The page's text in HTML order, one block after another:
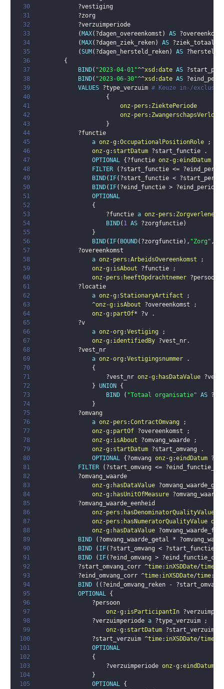
30
?vestiging
31
?zorg
32
?verzuimperiode
33
( MAX( ?dagen_overeenkomst ) AS
34
( MAX( ?dagen_ziek_reken) AS
35
(SUM ( ?dagen_hersteld_reken) AS
36
{
37
BIND( "2023-04-01"^^xsd :date AS
38
BIND( "2023-06-30"^^xsd :date AS
39
VALUES ?type_verzuim # Keuze in-/exclusief
40
{
41
onz-pers : ZiektePeriode
42
onz-pers : ZwangerschapsVerlof
43
}
44
?functie
45
a onz-g :OccupationalPositionRole
;
46
onz-g : startDatum ?start_functie
.
47
OPTIONAL { ?functie onz-g :eindDatum
48
FILTER ( ?start_functie <=
49
BIND( IF( ?start_functie <
50
BIND( IF( ?eind_functie > ?eind_periode
51
OPTIONAL
52
{
53
?functie a onz-pers :
54
BIND( 1 AS ?zorgfunctie)
55
}
56
BIND( IF( BOUND( ?zorgfunctie) , "Zorg" ,
57
?overeenkomst
58
a onz-pers :ArbeidsOvereenkomst
;
59
onz-g : isAbout ?functie
;
60
onz-pers : heeftOpdrachtnemer ?persoon
61
?locatie
62
a onz-g :StationaryArtifact
;
63
                ^
onz-g : isAbout ?overeenkomst
;
64
onz-g : partOf* ?v
.
65
?v
66
a onz-org :Vestiging
;
67
onz-g : identifiedBy ?vest_nr.
68
?vest_nr
69
a onz-org :Vestigingsnummer
.
70
{
71
?vest_nr onz-g : hasDataValue
72
} UNION
{
73
BIND ( "Totaal organisatie" AS
74
}
75
?omvang
76
a onz-pers :ContractOmvang
;
77
onz-g : partOf ?overeenkomst
;
78
onz-g : isAbout ?omvang_waarde
;
79
onz-g : startDatum ?start_omvang
.
80
OPTIONAL { ?omvang onz-g :eindDatum
81
FILTER ( ?start_omvang <=
82
?omvang_waarde
83
onz-g : hasDataValue
84
onz-g : hasUnitOfMeasure
85
?omvang_waarde_eenheid
86
onz-pers : hasDenominatorQualityValue
87
onz-pers : hasNumeratorQualityValue
88
onz-g : hasDataValue
89
BIND ( ?omvang_waarde_getal *
90
BIND ( IF( ?start_omvang <
91
BIND ( IF( ?eind_omvang >
92
?start_omvang_corr ^time: inXSDDate/time
93
?eind_omvang_corr ^time: inXSDDate/time:
94
BIND ( ( ?eind_omvang_reken -
95
OPTIONAL {
96
?persoon
97
onz-g : isParticipantIn
98
?verzuimperiode a ?type_verzuim
;
99
onz-g : startDatum ?start_verzuim
100
?start_verzuim ^time: inXSDDate/time
101
OPTIONAL
102
{
103
?verzuimperiode onz-g :eindDatum
104
}
105
OPTIONAL {